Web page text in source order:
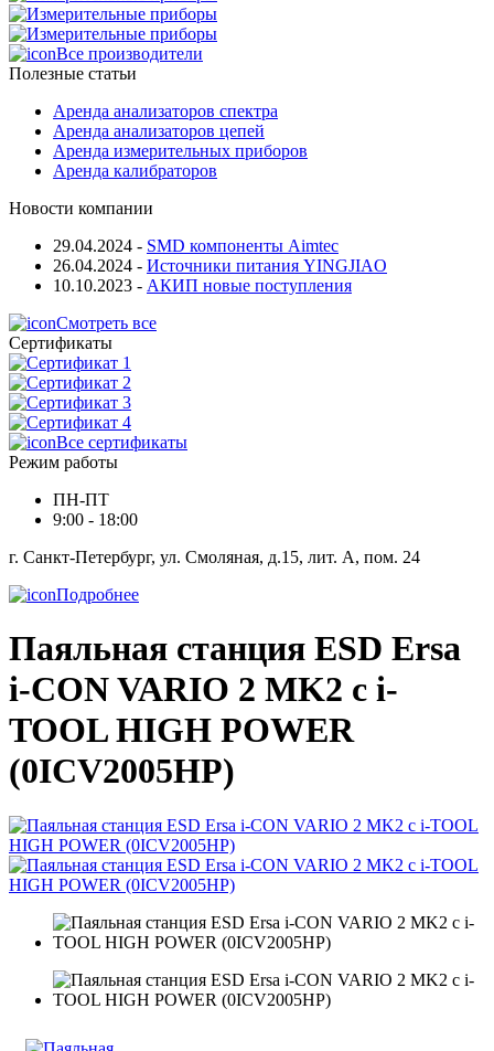
Все производители
Полезные статьи
Аренда анализаторов спектра
Аренда анализаторов цепей
Аренда измерительных приборов
Аренда калибраторов
Новости компании
29.04.2024 - SMD компоненты Aimtec
26.04.2024 - Источники питания YINGJIAO
10.10.2023 - АКИП новые поступления
Смотреть все
Сертификаты
Все сертификаты
Режим работы
ПН-ПТ
9:00 - 18:00
г. Санкт-Петербург, ул. Смоляная, д.15, лит. А, пом. 24
Подробнее
Паяльная станция ESD Ersa
i-CON VARIO 2 MK2 c i-
TOOL HIGH POWER
(0ICV2005HP)